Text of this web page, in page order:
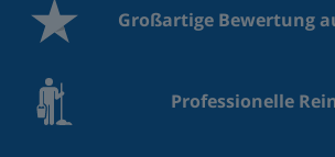
Großartige Bewertung
Professionelle